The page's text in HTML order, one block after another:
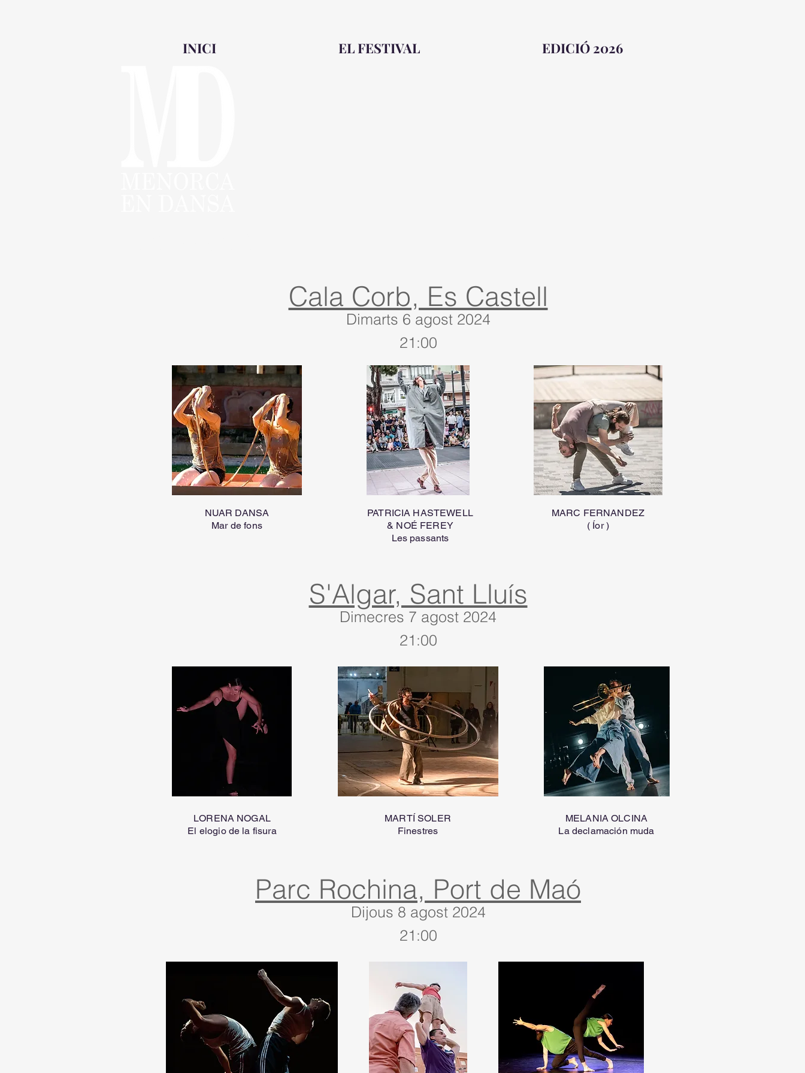
INICI EL FESTIVAL EDICIÓ 2026
Cala Corb, Es Castell
Dimarts 6 agost 2024
21:00
NUAR DANSA
Mar de fons
PATRICIA HASTEWELL
& NOÉ FEREY
Les passants
MARC FERNANDEZ
( Íor )
S'Algar, Sant Lluís
Dimecres 7 agost 2024
21:00
LORENA NOGAL
El elogio de la fisura
MARTÍ SOLER
Finestres
MELANIA OLCINA
La declamación muda
Parc Rochina, Port de Maó
Dijous 8 agost 2024
21:00